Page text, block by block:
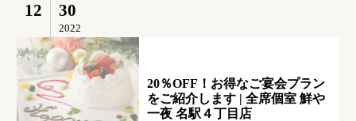
12 30
2022
20％OFF！お得なご宴会プラン
をご紹介します | 全席個室 鮮や
一夜 名駅４丁目店